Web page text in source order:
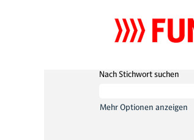
Nach Stichwort suchen
Mehr Optionen anzeigen